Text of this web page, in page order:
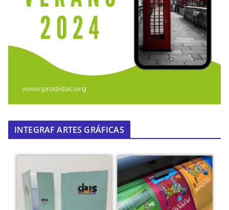
INTEGRAF ARTES GRÁFICAS